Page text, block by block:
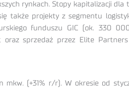
rynkach. Stopy kapitalizacji dla
także projekty z segmentu
funduszu GIC (ok. 330
sprzedaż przez Elite Partners
mkw. (+31% r/r). W okresie od